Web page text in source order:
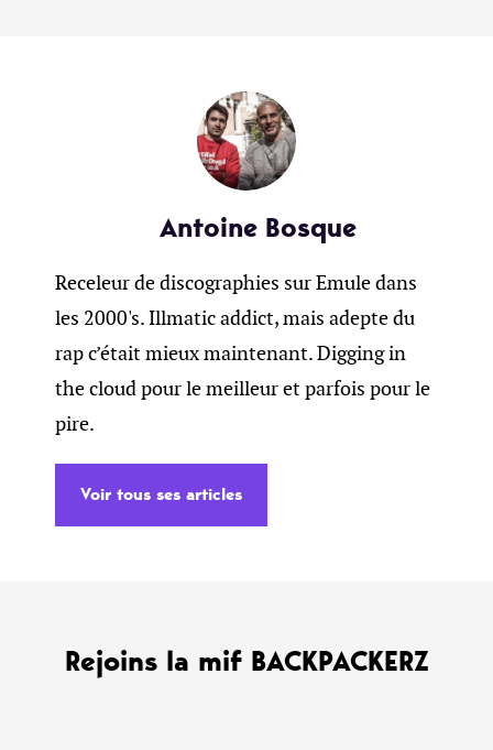
Antoine Bosque
Receleur de discographies sur Emule dans
les 2000's. Illmatic addict, mais adepte du
rap c’était mieux maintenant. Digging in
the cloud pour le meilleur et parfois pour le
pire.
Voir tous ses articles
Rejoins la mif BACKPACKERZ